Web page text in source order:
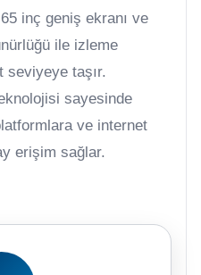
inç geniş ekranı ve
ile izleme
seviyeye taşır.
sayesinde
ve internet
erişim sağlar.